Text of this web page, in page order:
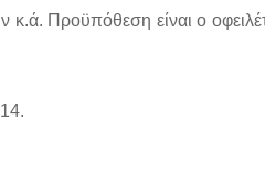
Προϋπόθεση είναι ο